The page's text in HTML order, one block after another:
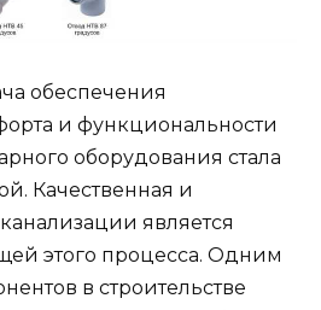
обеспечения
и функциональности
оборудования стала
Качественная и
является
этого процесса. Одним
в строительстве